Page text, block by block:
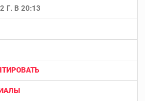
Г. В 20:13